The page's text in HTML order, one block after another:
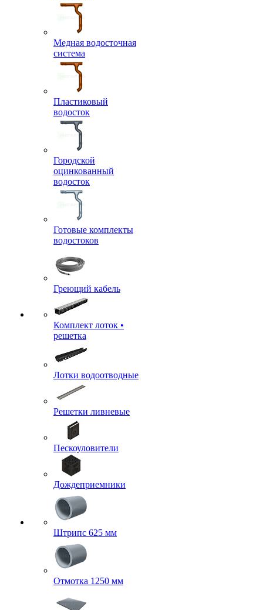
Медная водосточная
система
Пластиковый
водосток
Городской
оцинкованный
водосток
Готовые комплекты
водостоков
Греющий кабель
Комплект лоток •
решетка
Лотки водоотводные
Решетки ливневые
Пескоуловители
Дождеприемники
Штрипс 625 мм
Отмотка 1250 мм